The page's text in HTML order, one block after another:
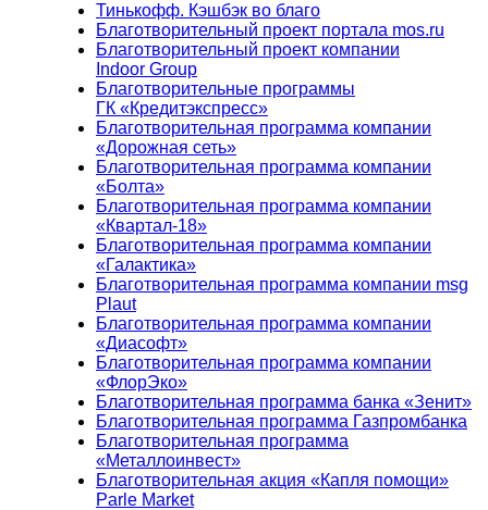
Тинькофф. Кэшбэк во благо
Благотворительный проект портала mos.ru
Благотворительный проект компании
Indoor Group
Благотворительные программы
ГК «Кредитэкспресс»
Благотворительная программа компании
«Дорожная сеть»
Благотворительная программа компании
«Болта»
Благотворительная программа компании
«Квартал-18»
Благотворительная программа компании
«Галактика»
Благотворительная программа компании msg
Plaut
Благотворительная программа компании
«Диасофт»
Благотворительная программа компании
«ФлорЭко»
Благотворительная программа банка «Зенит»
Благотворительная программа Газпромбанка
Благотворительная программа
«Металлоинвест»
Благотворительная акция «Капля помощи»
Parle Market